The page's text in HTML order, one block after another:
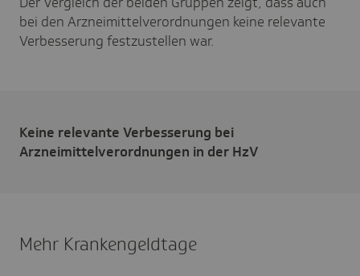
bei den Arzneimittelverordnungen keine relevante
Verbesserung festzustellen war.
Keine relevante Verbesserung bei
Arzneimittelverordnungen in der HzV
Mehr Krankengeldtage